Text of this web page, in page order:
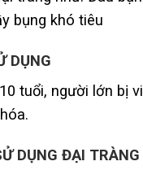
bụng khó tiêu
DỤNG
tuổi, người lớn bị
DỤNG ĐẠI TRÀNG